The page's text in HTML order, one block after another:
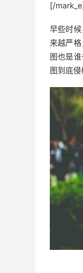
[/
早些时
来越严
图也是
图到底